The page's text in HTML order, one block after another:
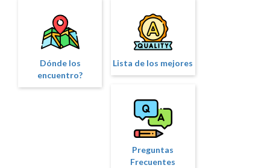
Dónde los
encuentro?
Lista de los mejores
Preguntas
Frecuentes